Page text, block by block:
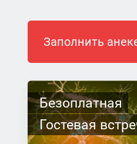
Заполнить
Безоплатная
Гостевая